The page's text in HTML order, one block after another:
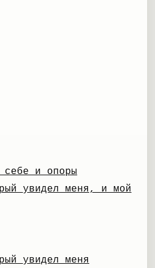
себе и опоры
увидел меня, и мой
увидел меня